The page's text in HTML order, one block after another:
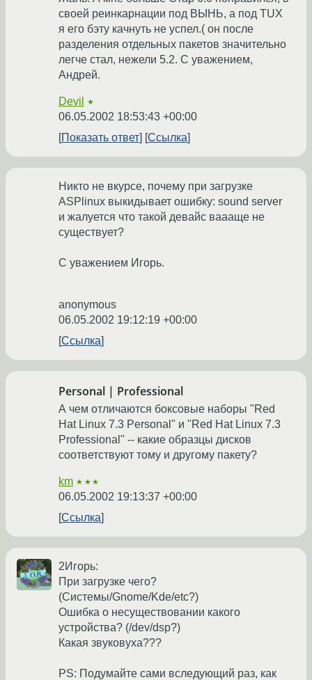
своей реинкарнации под ВЫНЬ, а под TUX
я его бэту качнуть не успел.( он после
разделения отдельных пакетов значительно
легче стал, нежели 5.2. С уважением,
Андрей.
Devil ★
06.05.2002 18:53:43 +00:00
Показать ответ
Ссылка
Никто не вкурсе, почему при загрузке
ASPlinux выкидывает ошибку: sound server
и жалуется что такой девайс ваааще не
существует?
С уважением Игорь.
anonymous
06.05.2002 19:12:19 +00:00
Ссылка
Personal | Professional
А чем отличаются боксовые наборы "Red
Hat Linux 7.3 Personal" и "Red Hat Linux 7.3
Professional" -- какие образцы дисков
соответствуют тому и другому пакету?
km ★★★
06.05.2002 19:13:37 +00:00
Ссылка
2Игорь:
При загрузке чего?
(Системы/Gnome/Kde/etc?)
Ошибка о несуществовании какого
устройства? (/dev/dsp?)
Какая звуковуха???
PS: Подумайте сами вследующий раз, как